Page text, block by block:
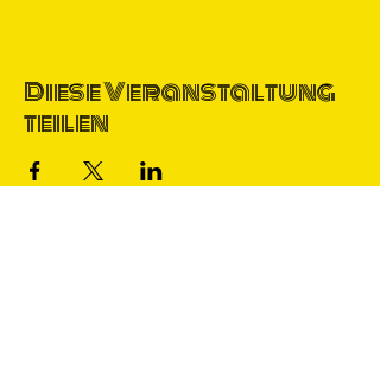
Diese Veranstaltung
teilen